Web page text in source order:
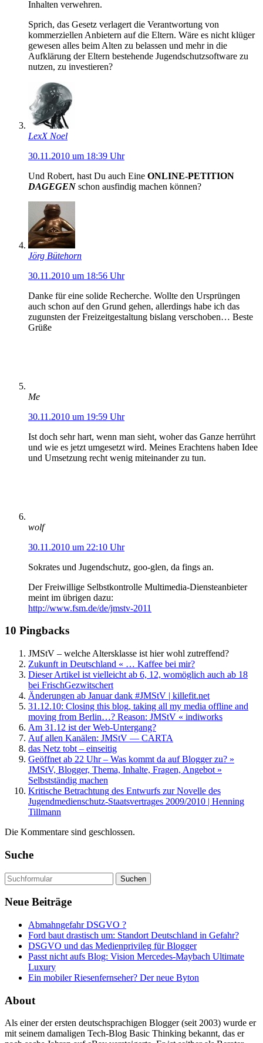
Inhalten verwehren.
Sprich, das Gesetz verlagert die Verantwortung von
kommerziellen Anbietern auf die Eltern. Wäre es nicht klüger
gewesen alles beim Alten zu belassen und mehr in die
Aufklärung der Eltern bestehende Jugendschutzsoftware zu
nutzen, zu investieren?
LexX Noel
30.11.2010 um 18:39 Uhr
Und Robert, hast Du auch Eine ONLINE-PETITION
DAGEGEN schon ausfindig machen können?
Jörg Bütehorn
30.11.2010 um 18:56 Uhr
Danke für eine solide Recherche. Wollte den Ursprüngen
auch schon auf den Grund gehen, allerdings habe ich das
zugunsten der Freizeitgestaltung bislang verschoben… Beste
Grüße
Me
30.11.2010 um 19:59 Uhr
Ist doch sehr hart, wenn man sieht, woher das Ganze herrührt
und wie es jetzt umgesetzt wird. Meines Erachtens haben Idee
und Umsetzung recht wenig miteinander zu tun.
wolf
30.11.2010 um 22:10 Uhr
Sokrates und Jugendschutz, goo-glen, da fings an.
Der Freiwillige Selbstkontrolle Multimedia-Diensteanbieter
meint im übrigen dazu:
http://www.fsm.de/de/jmstv-2011
10 Pingbacks
JMStV – welche Altersklasse ist hier wohl zutreffend?
Zukunft in Deutschland « … Kaffee bei mir?
Dieser Artikel ist vielleicht ab 6, 12, womöglich auch ab 18
bei FrischGezwitschert
Änderungen ab Januar dank #JMStV | killefit.net
31.12.10: Closing this blog, taking all my media offline and
moving from Berlin…? Reason: JMStV « indiworks
Am 31.12 ist der Web-Untergang?
Auf allen Kanälen: JMStV — CARTA
das Netz tobt – einseitig
Geöffnet ab 22 Uhr – Was kommt da auf Blogger zu? »
JMStV, Blogger, Thema, Inhalte, Fragen, Angebot »
Selbstständig machen
Kritische Betrachtung des Entwurfs zur Novelle des
Jugendmedienschutz-Staatsvertrages 2009/2010 | Henning
Tillmann
Die Kommentare sind geschlossen.
Suche
Suchen
nach:
Neue Beiträge
Abmahngefahr DSGVO ?
Ford baut drastisch um: Standort Deutschland in Gefahr?
DSGVO und das Medienprivileg für Blogger
Passt nicht aufs Blog: Vision Mercedes-Maybach Ultimate
Luxury
Ein mobiler Riesenfernseher? Der neue Byton
About
Als einer der ersten deutschsprachigen Blogger (seit 2003) wurde er
mit seinem damaligen Tech-Blog Basic Thinking bekannt, das er